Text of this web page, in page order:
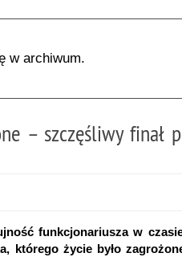
w archiwum.
– szczęśliwy finał
funkcjonariusza w
którego życie było